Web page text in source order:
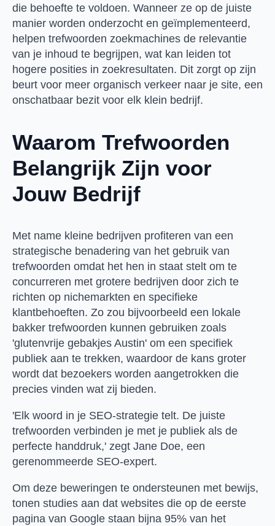
die behoefte te voldoen. Wanneer ze op de juiste
manier worden onderzocht en geïmplementeerd,
helpen trefwoorden zoekmachines de relevantie
van je inhoud te begrijpen, wat kan leiden tot
hogere posities in zoekresultaten. Dit zorgt op zijn
beurt voor meer organisch verkeer naar je site, een
onschatbaar bezit voor elk klein bedrijf.
Waarom Trefwoorden
Belangrijk Zijn voor
Jouw Bedrijf
Met name kleine bedrijven profiteren van een
strategische benadering van het gebruik van
trefwoorden omdat het hen in staat stelt om te
concurreren met grotere bedrijven door zich te
richten op nichemarkten en specifieke
klantbehoeften. Zo zou bijvoorbeeld een lokale
bakker trefwoorden kunnen gebruiken zoals
'glutenvrije gebakjes Austin' om een specifiek
publiek aan te trekken, waardoor de kans groter
wordt dat bezoekers worden aangetrokken die
precies vinden wat zij bieden.
'Elk woord in je SEO-strategie telt. De juiste
trefwoorden verbinden je met je publiek als de
perfecte handdruk,' zegt Jane Doe, een
gerenommeerde SEO-expert.
Om deze beweringen te ondersteunen met bewijs,
tonen studies aan dat websites die op de eerste
pagina van Google staan bijna 95% van het